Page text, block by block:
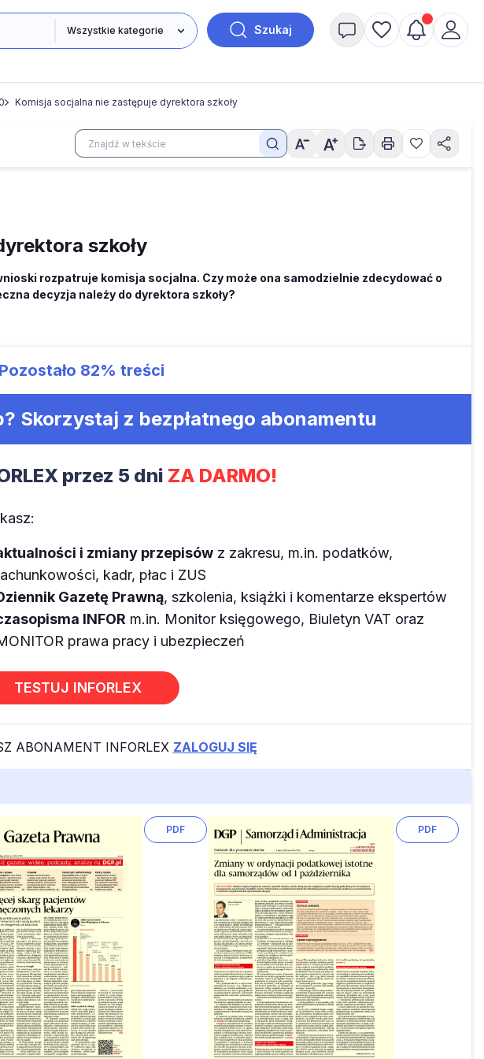
Szukaj
Komisja socjalna nie zastępuje dyrektora szkoły
szkoły
rozpatruje komisja socjalna. Czy może ona samodzielnie zdecydować o
decyzja należy do dyrektora szkoły?
Pozostało 82% treści
Skorzystaj z bezpłatnego abonamentu
przez 5 dni ZA DARMO!
i zmiany przepisówz zakresu, m.in. podatków,
kadr, płac i ZUS
Gazetę Prawną, szkolenia, książki i komentarze ekspertów
INFOR m.in. Monitor księgowego, Biuletyn VAT oraz
prawa pracy i ubezpieczeń
TESTUJ INFORLEX
ABONAMENT INFORLEX ZALOGUJ SIĘ
PDF PDF